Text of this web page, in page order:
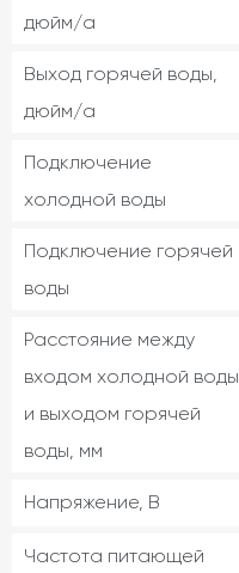
дюйм/а
Выход горячей воды,
дюйм/а
Подключение
холодной воды
Подключение горячей
воды
Расстояние между
входом холодной воды
и выходом горячей
воды, мм
Напряжение, В
Частота питающей